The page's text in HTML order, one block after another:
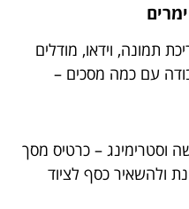
תמונה, וידאו, מודלים
עם כמה מסכים –
וסטרימינג – כרטיס מסך
ולהשאיר כסף לציוד